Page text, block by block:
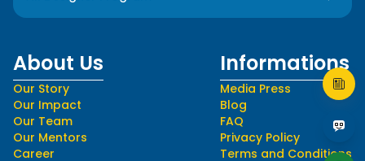
About Us
Our Story
Our Impact
Our Team
Our Mentors
Career
Informations
Media Press
Blog
FAQ
Privacy Policy
Terms and Conditions